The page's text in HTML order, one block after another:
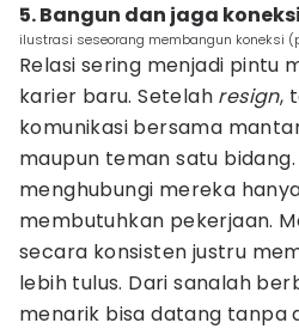
5. Bangun dan jaga
ilustrasi seseorang membangun koneksi
Relasi sering menjadi pintu
karier baru. Setelah resign,
komunikasi bersama
maupun teman satu
menghubungi mereka
membutuhkan pekerjaan.
secara konsisten justru
lebih tulus. Dari sanalah
menarik bisa datang tanpa